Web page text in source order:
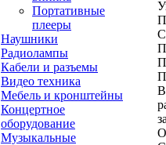
Портативные
плееры
Наушники
Радиолампы
Кабели и разъемы
Видео техника
Мебель и кронштейны
Концертное
оборудование
Музыкальные